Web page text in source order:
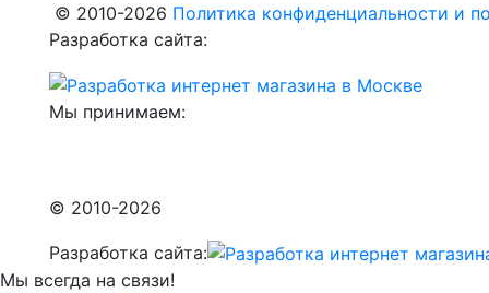
© 2010-2026 Политика конфиденциальности и
Разработка сайта:
Мы принимаем:
© 2010-2026
Разработка сайта:
Мы всегда на связи!